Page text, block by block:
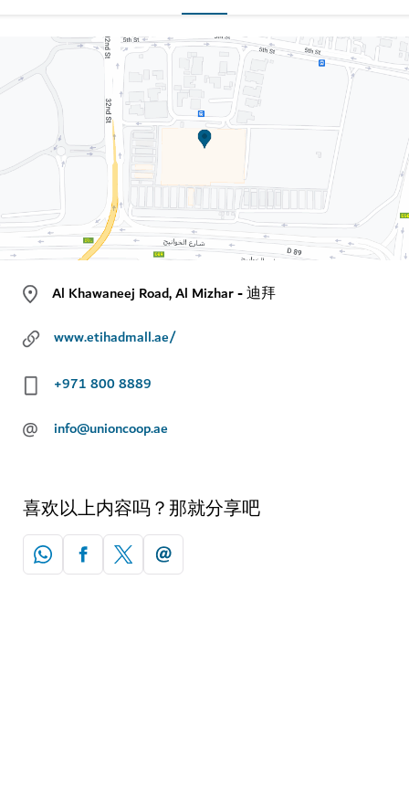
Al Khawaneej Road, Al Mizhar - 迪拜
www.etihadmall.ae/
+971 800 8889
@ info@unioncoop.ae
喜欢以上内容吗？那就分享吧